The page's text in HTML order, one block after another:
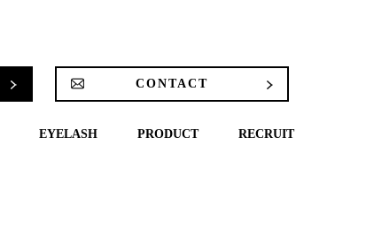
CONTACT
EYELASH PRODUCT RECRUIT